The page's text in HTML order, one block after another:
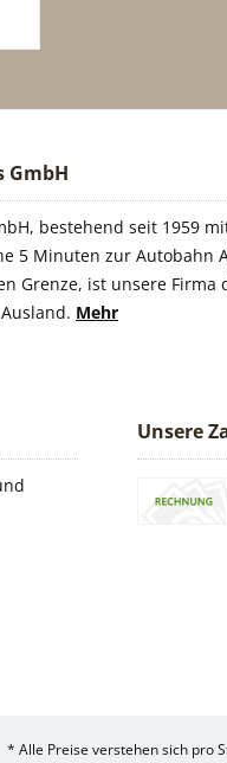
GmbH
bestehend seit 1959
5 Minuten zur Autobahn
Grenze, ist unsere
Mehr
Unsere
* Alle Preise verstehen sich pro